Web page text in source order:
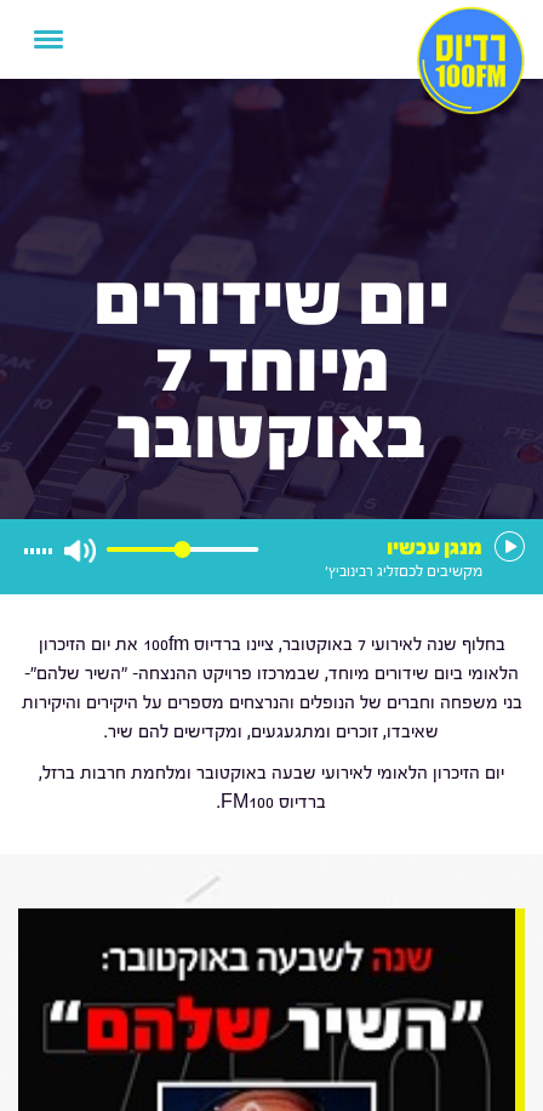
יום שידורים
מיוחד 7
באוקטובר
מנגן עכשיו
מקשיבים לכםזליג רבינוביץ'
בחלוף שנה לאירועי 7 באוקטובר, ציינו ברדיוס 100fm את יום הזיכרון
הלאומי ביום שידורים מיוחד, שבמרכזו פרויקט ההנצחה- "השיר שלהם"-
בני משפחה וחברים של הנופלים והנרצחים מספרים על היקירים והיקירות
שאיבדו, זוכרים ומתגעגעים, ומקדישים להם שיר.
יום הזיכרון הלאומי לאירועי שבעה באוקטובר ומלחמת חרבות ברזל,
ברדיוס FM100.